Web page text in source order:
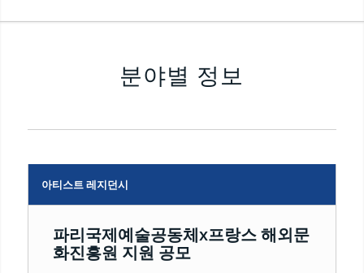
분야별 정보
아티스트 레지던시
파리국제예술공동체x프랑스 해외문
화진흥원 지원 공모